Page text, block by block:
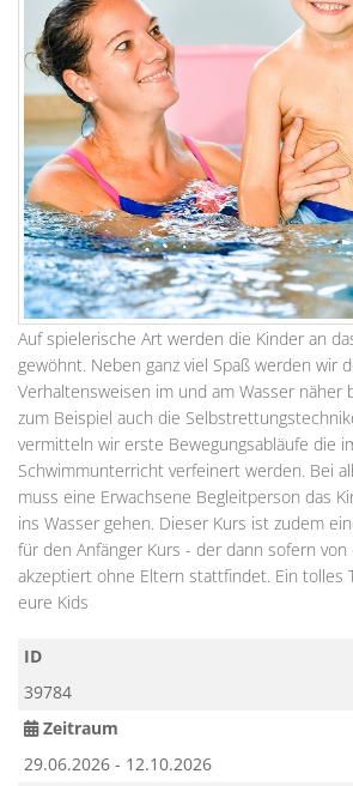
Auf spielerische Art werden die Kinder an
gewöhnt. Neben ganz viel Spaß werden wir
Verhaltensweisen im und am Wasser näher
zum Beispiel auch die
vermitteln wir erste Bewegungsabläufe die
Schwimmunterricht verfeinert werden. Bei
muss eine Erwachsene Begleitperson das
ins Wasser gehen. Dieser Kurs ist zudem
für den Anfänger Kurs - der dann sofern von
akzeptiert ohne Eltern stattfindet. Ein tolles
eure Kids
ID
39784
Zeitraum
29.06.2026 - 12.10.2026